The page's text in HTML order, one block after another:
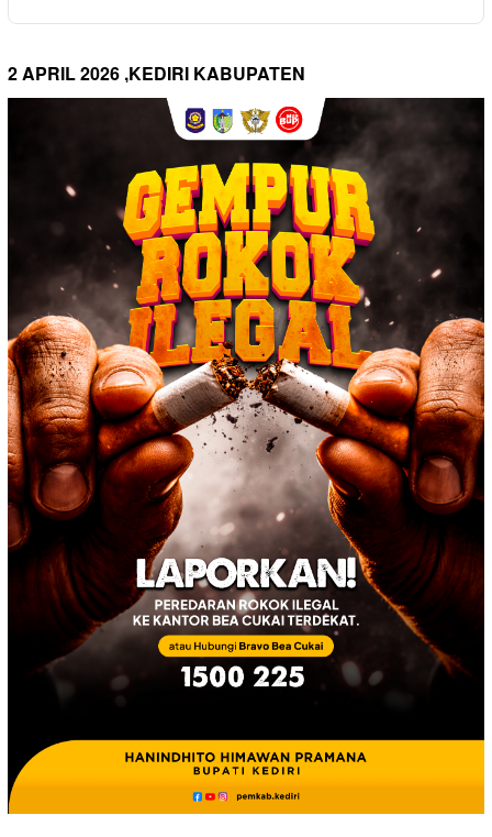
2 APRIL 2026 ,KEDIRI KABUPATEN